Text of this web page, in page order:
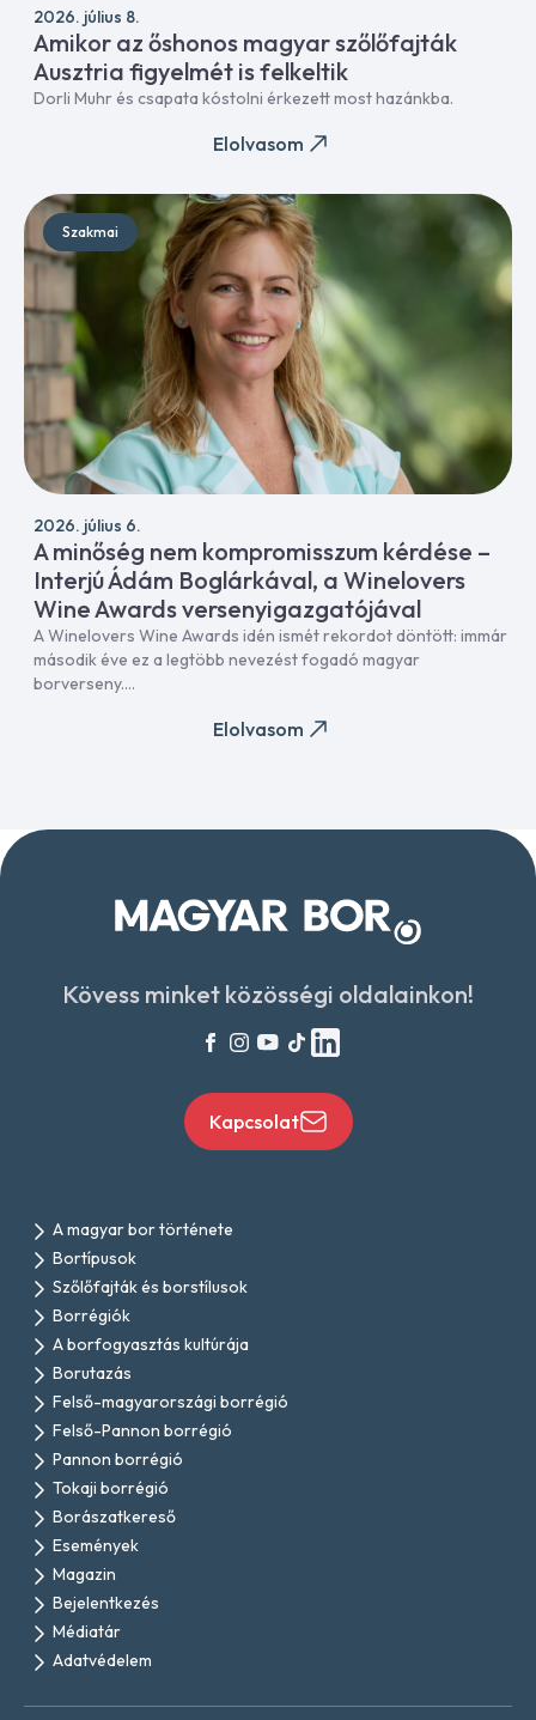
2026. július 8.
Amikor az őshonos magyar szőlőfajták
Ausztria figyelmét is felkeltik
Dorli Muhr és csapata kóstolni érkezett most hazánkba.
Elolvasom
Szakmai
2026. július 6.
A minőség nem kompromisszum kérdése –
Interjú Ádám Boglárkával, a Winelovers
Wine Awards versenyigazgatójával
A Winelovers Wine Awards idén ismét rekordot döntött: immár
második éve ez a legtöbb nevezést fogadó magyar
borverseny....
Elolvasom
Kövess minket közösségi oldalainkon!
Kapcsolat
A magyar bor története
Bortípusok
Szőlőfajták és borstílusok
Borrégiók
A borfogyasztás kultúrája
Borutazás
Felső-magyarországi borrégió
Felső-Pannon borrégió
Pannon borrégió
Tokaji borrégió
Borászatkereső
Események
Magazin
Bejelentkezés
Médiatár
Adatvédelem